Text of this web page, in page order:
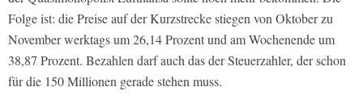
Folge ist: die Preise auf der Kurzstrecke stiegen von Oktober zu
November werktags um 26,14 Prozent und am Wochenende um
38,87 Prozent. Bezahlen darf auch das der Steuerzahler, der schon
für die 150 Millionen gerade stehen muss.